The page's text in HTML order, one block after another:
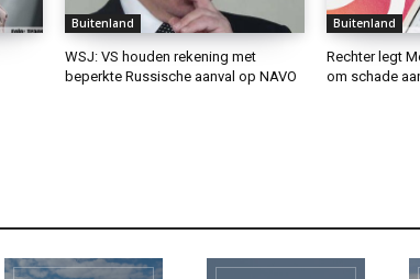
Buitenland
WSJ: VS houden rekening met
beperkte Russische aanval op NAVO
Buitenland
Rechter legt
om schade